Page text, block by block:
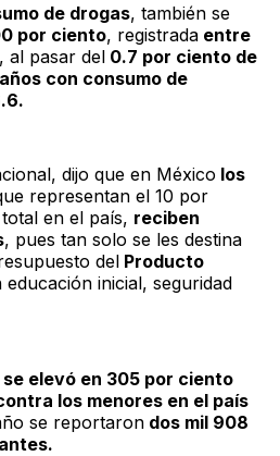
de drogas, también se
por ciento, registrada entre
, al pasar del 0.7 por ciento de
con consumo de
dijo que en México los
representan el 10 por
en el país, reciben
, pues tan solo se les destina
del Producto
educación inicial, seguridad
se elevó en 305 por ciento
los menores en el país
se reportaron dos mil 908